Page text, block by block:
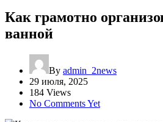
Как грамотно
ванной
By admin_2news
29 июля, 2025
184 Views
No Comments Yet